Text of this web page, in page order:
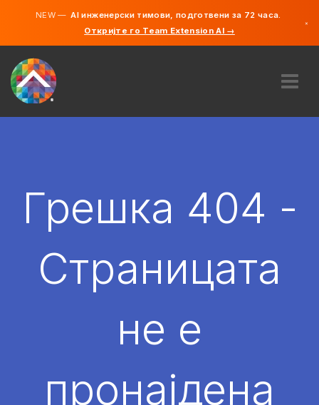
NEW —AI инженерски тимови, подготвени за 72 часа.
Откријте го Team Extension AI →
×
АНГАЖИРАЈ
Грешка 404 -
Страницата
не е
пронајдена